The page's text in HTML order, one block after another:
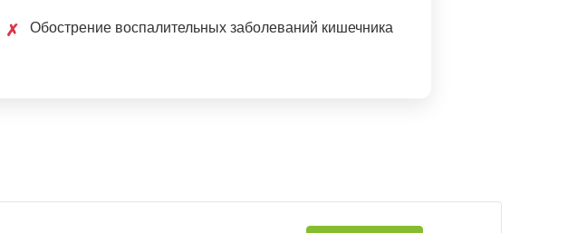
✗ Обострение воспалительных заболеваний кишечника